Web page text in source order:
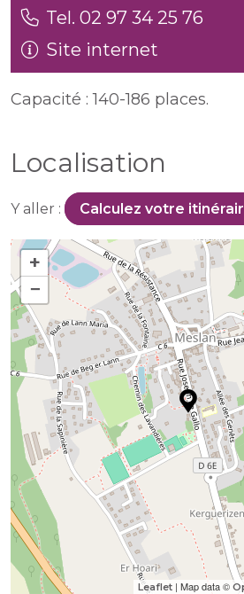
Capacité : 140-186 places.
Localisation
Y aller : Calculez votre
+
−
Leaflet | Map data ©
Tel. 02 97 34 25 76
Site internet